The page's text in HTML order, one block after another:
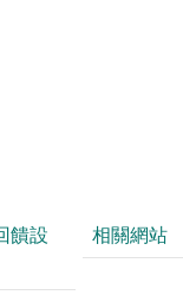
饋設
相關網站